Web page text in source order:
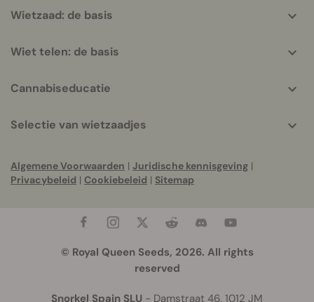
Wietzaad: de basis
Wiet telen: de basis
Cannabiseducatie
Selectie van wietzaadjes
Algemene Voorwaarden | Juridische kennisgeving |
Privacybeleid | Cookiebeleid | Sitemap
© Royal Queen Seeds, 2026. All rights
reserved
Snorkel Spain SLU - Damstraat 46, 1012 JM